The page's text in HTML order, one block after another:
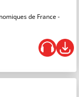
2022 / 2023
de France -